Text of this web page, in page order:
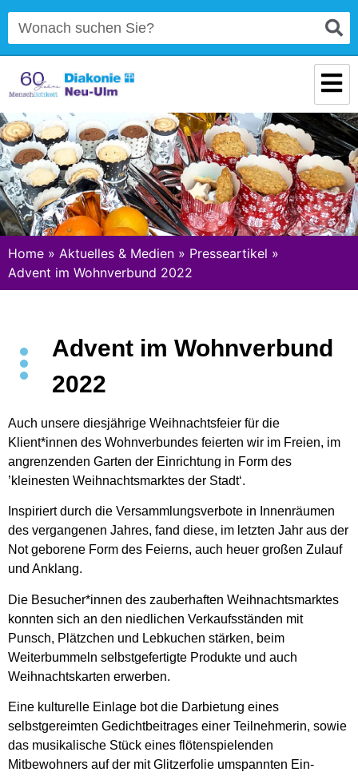
Home » Aktuelles & Medien » Presseartikel »
Advent im Wohnverbund 2022
Advent im Wohnverbund
2022
Auch unsere diesjährige Weihnachtsfeier für die
Klient*innen des Wohnverbundes feierten wir im Freien, im
angrenzenden Garten der Einrichtung in Form des
’kleinesten Weihnachtsmarktes der Stadt‘.
Inspiriert durch die Versammlungsverbote in Innenräumen
des vergangenen Jahres, fand diese, im letzten Jahr aus der
Not geborene Form des Feierns, auch heuer großen Zulauf
und Anklang.
Die Besucher*innen des zauberhaften Weihnachtsmarktes
konnten sich an den niedlichen Verkaufsständen mit
Punsch, Plätzchen und Lebkuchen stärken, beim
Weiterbummeln selbstgefertigte Produkte und auch
Weihnachtskarten erwerben.
Eine kulturelle Einlage bot die Darbietung eines
selbstgereimten Gedichtbeitrages einer Teilnehmerin, sowie
das musikalische Stück eines flötenspielenden
Mitbewohners auf der mit Glitzerfolie umspannten Ein-